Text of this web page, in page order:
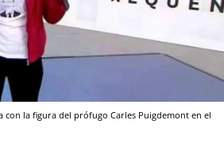
con la figura del prófugo Carles Puigdemont en el